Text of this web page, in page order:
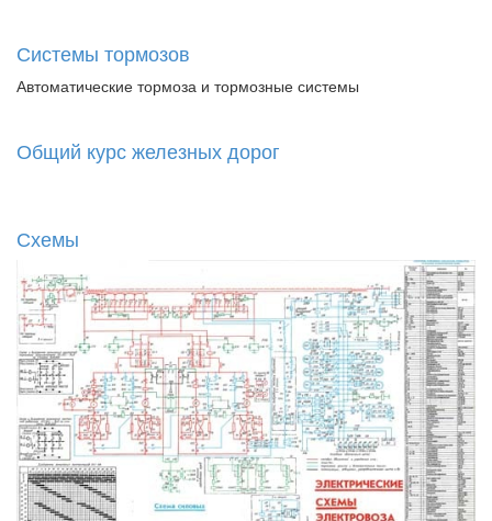
Системы тормозов
Автоматические тормоза и тормозные системы
Общий курс железных дорог
Схемы